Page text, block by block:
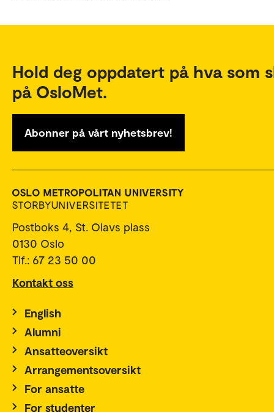
Hold deg oppdatert på hva som
på OsloMet.
Abonner på vårt nyhetsbrev!
Postboks 4, St. Olavs plass
0130 Oslo
Tlf.: 67 23 50 00
Kontakt oss
English
Alumni
Ansatteoversikt
Arrangementsoversikt
For ansatte
For studenter